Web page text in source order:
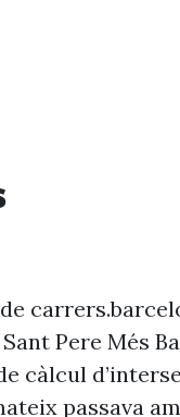
Pere Més
càlcul
passava